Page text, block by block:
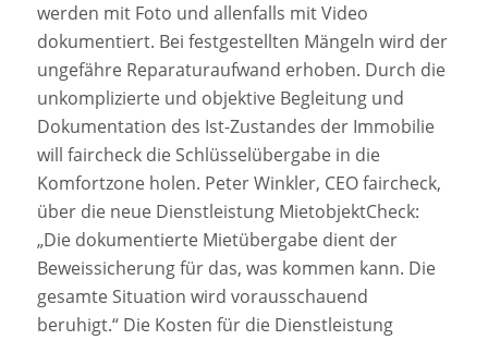
werden mit Foto und allenfalls mit Video
dokumentiert. Bei festgestellten Mängeln wird der
ungefähre Reparaturaufwand erhoben. Durch die
unkomplizierte und objektive Begleitung und
Dokumentation des Ist-Zustandes der Immobilie
will faircheck die Schlüsselübergabe in die
Komfortzone holen. Peter Winkler, CEO faircheck,
über die neue Dienstleistung MietobjektCheck:
„Die dokumentierte Mietübergabe dient der
Beweissicherung für das, was kommen kann. Die
gesamte Situation wird vorausschauend
beruhigt.“ Die Kosten für die Dienstleistung